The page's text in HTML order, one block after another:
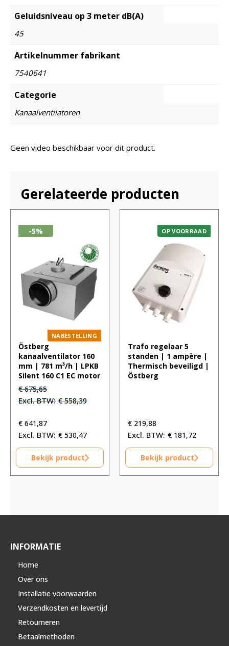
Geluidsniveau op 3 meter dB(A)
45
Artikelnummer fabrikant
7540641
Categorie
Kanaalventilatoren
Geen video beschikbaar voor dit product.
Gerelateerde producten
-5%
NABESTELLING
Östberg
kanaalventilator 160
mm | 781 m³/h | LPKB
Silent 160 C1 EC motor
Oorspronkelijke
prijs
€ 675,65.
€675,65Huidige
prijs
€ 675,65.
€558,39
€ 641,87
€ 530,47
Bekijk product
OP VOORRAAD
Trafo regelaar 5
standen | 1 ampère |
Thermisch beveiligd |
Östberg
€ 219,88
€ 181,72
Bekijk product
INFORMATIE
Home
Over ons
Installatie voorwaarden
Verzendkosten en levertijd
Retourneren
Betaalmethoden